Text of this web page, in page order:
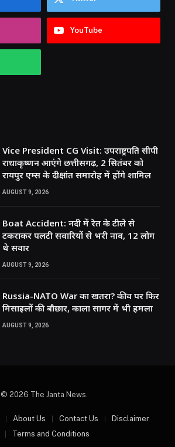
YouTube
Vice President CG Visit: उपराष्ट्रपति सीपी
राधाकृष्णन आएंगे छत्तीसगढ़, 2 सितंबर को
रायपुर एम्स के दीक्षांत समारोह में होंगे शामिल
AUGUST 9, 2026
Boat Accident: नदी में रेत के टीले से
टकराकर पलटी सवारियों से भरी नाव, 12 लोग
थे सवार
AUGUST 9, 2026
Russia-NATO War का खतरा? कीव पर फिर
मिसाइलों की बौछार, काला सागर में भी हमला
AUGUST 9, 2026
© 2026 The Janta News.
About Us Contact Us
Disclaimer
Terms and Conditions